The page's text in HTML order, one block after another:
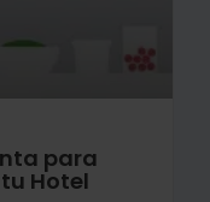
para
Hotel